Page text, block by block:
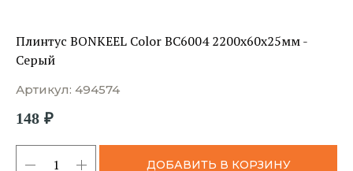
Плинтус BONKEEL Color ВС6004 2200х60х25мм -
Серый
Артикул: 494574
148 ₽
ДОБАВИТЬ В КОРЗИНУ